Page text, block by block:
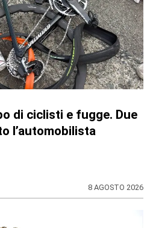
di ciclisti e fugge. Due
l’automobilista
8 AGOSTO 2026